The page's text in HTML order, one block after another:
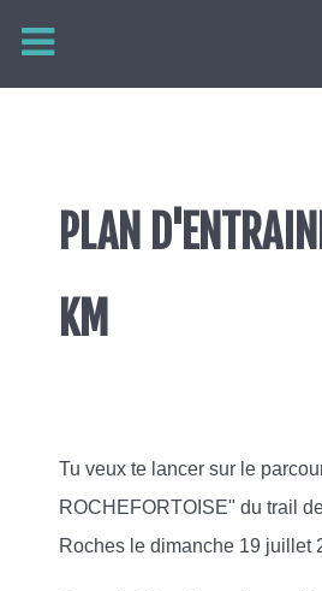
PLAN
KM
Tu veux te lancer sur le
ROCHEFORTOISE" du trail
Roches le dimanche 19 juillet